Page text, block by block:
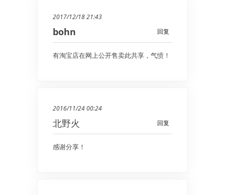
2017/12/18 21:43
回复
bohn
有淘宝店在网上公开售卖此共享，气愤！
2016/11/24 00:24
回复
北野火
感谢分享！